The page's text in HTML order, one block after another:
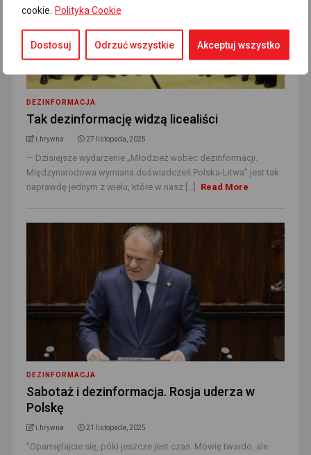
cookie. Polityka Cookie
Dostosuj Odrzuć wszystkie Akceptuj wszystko
DEZINFORMACJA
Tak dezinformację widzą licealiści
i.hrywna 27 listopada, 2025
— Dzisiejsze wydarzenie „Młodzież wobec dezinformacji.
Międzynarodowa wymiana doświadczeń Polska-Litwa” jest tak
naprawdę jednym z wielu, które w nasz [...]
Read More
DEZINFORMACJA
Sabotaż i dezinformacja. Rosja uderza w
Polskę
i.hrywna 21 listopada, 2025
"Opamiętajcie się, póki jeszcze jest czas. Mówię twardo, ale